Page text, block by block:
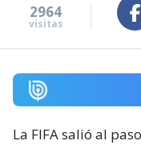
2964
visitas
La FIFA salió al